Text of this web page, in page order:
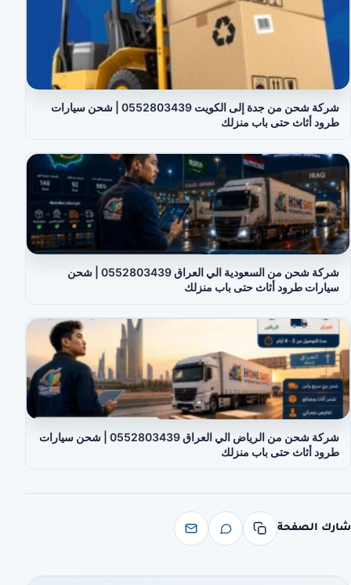
شركة شحن من جدة إلى الكويت 0552803439 | شحن سيارات
طرود أثاث حتى باب منزلك
شركة شحن من السعودية الي العراق 0552803439 | شحن
سيارات طرود أثاث حتى باب منزلك
شركة شحن من الرياض الي العراق 0552803439 | شحن سيارات
طرود أثاث حتى باب منزلك
شارك الصفحة